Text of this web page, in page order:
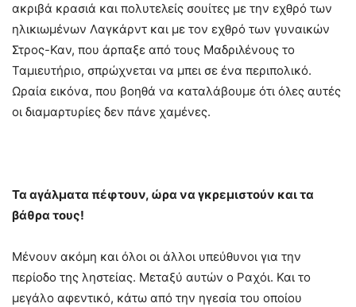
ακριβά κρασιά και πολυτελείς σουίτες με την εχθρό των
ηλικιωμένων Λαγκάρντ και με τον εχθρό των γυναικών
Στρος-Καν, που άρπαξε από τους Μαδριλένους το
Ταμιευτήριο, σπρώχνεται να μπει σε ένα περιπολικό.
Ωραία εικόνα, που βοηθά να καταλάβουμε ότι όλες αυτές
οι διαμαρτυρίες δεν πάνε χαμένες.
Τα αγάλματα πέφτουν, ώρα να γκρεμιστούν και τα
βάθρα τους!
Μένουν ακόμη και όλοι οι άλλοι υπεύθυνοι για την
περίοδο της ληστείας. Μεταξύ αυτών ο Ραχόι. Και το
μεγάλο αφεντικό, κάτω από την ηγεσία του οποίου